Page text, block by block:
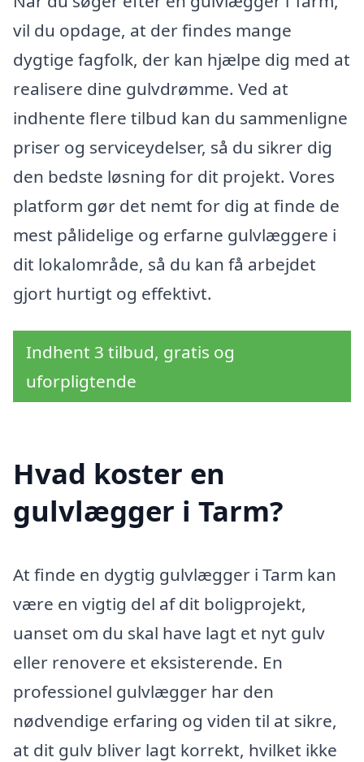
vil du opdage, at der findes mange
dygtige fagfolk, der kan hjælpe dig med at
realisere dine gulvdrømme. Ved at
indhente flere tilbud kan du sammenligne
priser og serviceydelser, så du sikrer dig
den bedste løsning for dit projekt. Vores
platform gør det nemt for dig at finde de
mest pålidelige og erfarne gulvlæggere i
dit lokalområde, så du kan få arbejdet
gjort hurtigt og effektivt.
Indhent 3 tilbud, gratis og
uforpligtende
Hvad koster en
gulvlægger i Tarm?
At finde en dygtig gulvlægger i Tarm kan
være en vigtig del af dit boligprojekt,
uanset om du skal have lagt et nyt gulv
eller renovere et eksisterende. En
professionel gulvlægger har den
nødvendige erfaring og viden til at sikre,
at dit gulv bliver lagt korrekt, hvilket ikke